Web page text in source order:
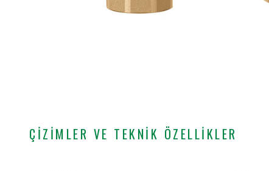
ÇIZIMLER VE TEKNIK ÖZELLIKLER